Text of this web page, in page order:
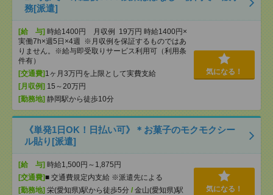
務[派遣]
[給 与] 時給1400円 月収例 19万円 時給1400円×
実働7h×週5日×4週 ※月収例を保証するものではあ
りません。※給与即受取りサービス利用可（利用条
件有）
[交通費] 1ヶ月3万円を上限として実費支給
[月収例] 15～20万円
[勤務地] 静岡駅から徒歩10分
気になる！
《単発1日OK！日払い可》＊お菓子のモクモクシー
ル貼り[派遣]
[給 与] 時給1,500円～1,875円
[交通費]■ 交通費規定内支給 ※派遣先による
[勤務地] 栄(愛知県)駅から徒歩5分 / 金山(愛知県)駅
気になる！